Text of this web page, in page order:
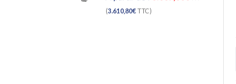
(3.610,80€TTC)